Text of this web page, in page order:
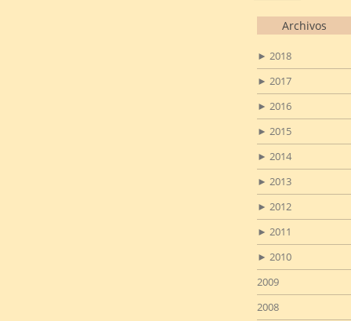
Archivos
► 2018
► 2017
► 2016
► 2015
► 2014
► 2013
► 2012
► 2011
► 2010
2009
2008